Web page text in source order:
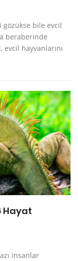
gözükse bile evcil
beraberinde
hayvanlarını
Hayat
insanlar